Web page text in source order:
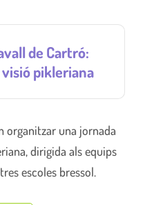
de Cartró:
pikleriana
organitzar una jornada
dirigida als equips
escoles bressol.